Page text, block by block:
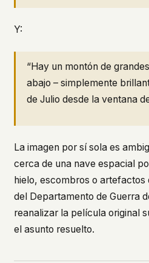
Y:
“Hay un montón de
abajo – simplemente
de Julio desde la ventana
La imagen por sí sola es
cerca de una nave espacial
hielo, escombros o artefactos
del Departamento de Guerra
reanalizar la película original
el asunto resuelto.